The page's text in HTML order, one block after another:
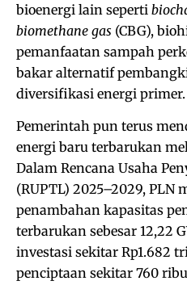
bioenergi lain seperti
biomethane gas (CBG),
pemanfaatan sampah
bakar alternatif
diversifikasi energi primer.
Pemerintah pun terus
energi baru terbarukan
Dalam Rencana Usaha
(RUPTL) 2025–2029, PLN
penambahan kapasitas
terbarukan sebesar 12,22
investasi sekitar Rp1.682
penciptaan sekitar 760